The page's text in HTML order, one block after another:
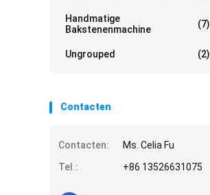
Handmatige
Bakstenenmachine
(7)
Ungrouped (2)
Contacten
Contacten:
Ms. Celia Fu
Tel.:
+86 13526631075